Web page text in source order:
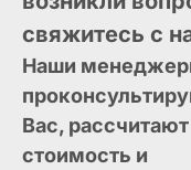
свяжитесь с
Наши
Вас, рассчитают
стоимость и